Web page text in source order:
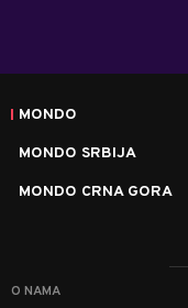
MONDO
MONDO SRBIJA
MONDO CRNA GORA
O NAMA